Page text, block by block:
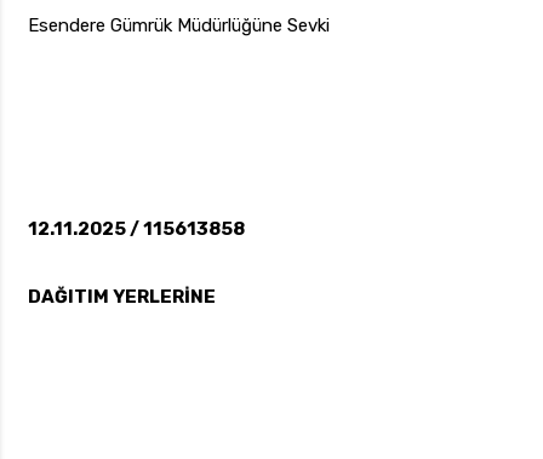
Esendere Gümrük Müdürlüğüne Sevki
12.11.2025 / 115613858
DAĞITIM YERLERİNE